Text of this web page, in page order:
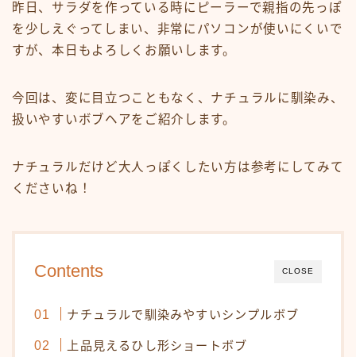
抜け毛 薄毛
メニューから探す
白髪染め・ヘアカラー
トリートメント
昨日、サラダを作っている時にピーラーで親指の先っぽ
を少しえぐってしまい、非常にパソコンが使いにくいで
すが、本日もよろしくお願いします。
今回は、変に目立つこともなく、ナチュラルに馴染み、
扱いやすいボブヘアをご紹介します。
ナチュラルだけど大人っぽくしたい方は参考にしてみて
くださいね！
CLOSE
Contents
ナチュラルで馴染みやすいシンプルボブ
上品見えるひし形ショートボブ